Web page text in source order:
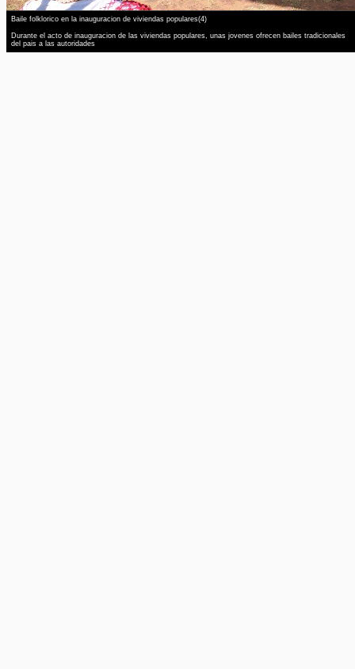
Baile folklorico en la inauguracion de viviendas populares(4)
Durante el acto de inauguracion de las viviendas populares, unas jovenes ofrecen bailes tradicionales
del pais a las autoridades